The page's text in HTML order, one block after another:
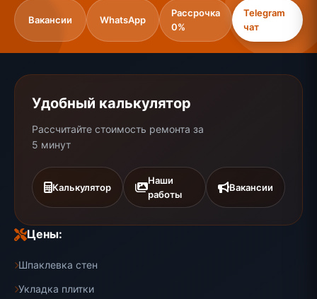
Вакансии WhatsApp
Рассрочка
0%
Telegram
чат
Удобный калькулятор
Рассчитайте стоимость ремонта за
5 минут
Калькулятор
Наши
работы
Вакансии
Цены:
Шпаклевка стен
Укладка плитки